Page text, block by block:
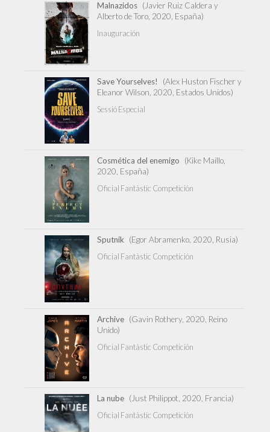
Malnazidos (Javier Ruiz Caldera y
Alberto de Toro, 2020, España)
Inauguración
Save Yourselves!
(Alex Huston Fischer y
Eleanor Wilson, 2020, Estados Unidos)
Sessió Especial
Cosmética del enemigo
(Kike Maíllo,
2020, España)
Oficial Fantàstic Competición
Sputnik (Egor Abramenko, 2020, Rusia)
Oficial Fantàstic Competición
Archive (Gavin Rothery, 2020, Reino
Unido)
Oficial Fantàstic Competición
La nube (Just Philippot, 2020, Francia)
Oficial Fantàstic Competición